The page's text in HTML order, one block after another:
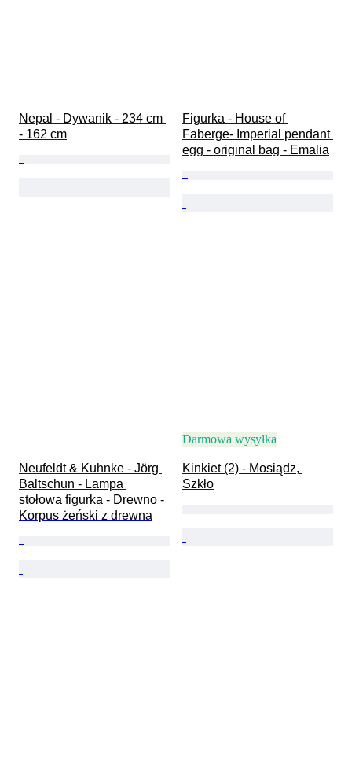
Nepal - Dywanik - 234 cm
- 162 cm
Figurka - House of
Faberge- Imperial pendant
egg - original bag - Emalia
Neufeldt & Kuhnke - Jörg
Baltschun - Lampa
stołowa figurka - Drewno -
Korpus żeński z drewna
Darmowa wysyłka
Kinkiet (2) - Mosiądz,
Szkło